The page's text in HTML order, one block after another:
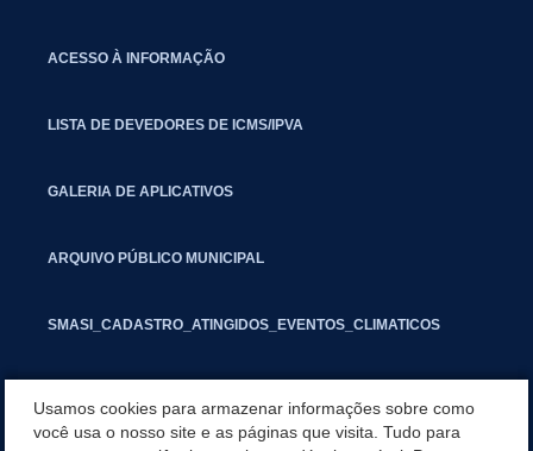
ACESSO À INFORMAÇÃO
LISTA DE DEVEDORES DE ICMS/IPVA
GALERIA DE APLICATIVOS
ARQUIVO PÚBLICO MUNICIPAL
SMASI_CADASTRO_ATINGIDOS_EVENTOS_CLIMATICOS
Usamos cookies para armazenar informações sobre como
você usa o nosso site e as páginas que visita. Tudo para